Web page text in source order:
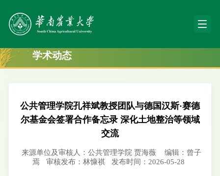
学术动态
公共管理学院孔祥斌教授团队与德国汉斯·赛德
尔基金会签署合作备忘录 深化土地整治等领域
交流
来源单位及审核人：公共管理学院 贾海薇
编辑：曾子
焉
审核发布：林慷祺 发布时间：2026-05-28